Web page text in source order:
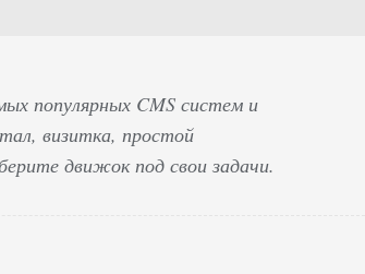
популярных CMS систем и
визитка, простой
движок под свои задачи.